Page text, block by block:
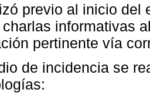
previo al inicio del
informativas
pertinente vía
de incidencia se